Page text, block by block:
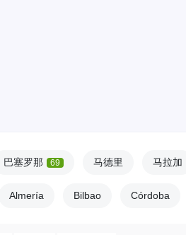
巴塞罗那 69 马德里 马拉加
Almería Bilbao Córdoba